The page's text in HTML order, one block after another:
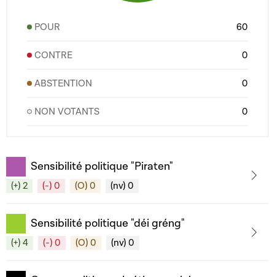
POUR 60
CONTRE 0
ABSTENTION 0
NON VOTANTS 0
Sensibilité politique "Piraten"
(+) 2 (-) 0 (O) 0 (nv) 0
Sensibilité politique "déi gréng"
(+) 4 (-) 0 (O) 0 (nv) 0